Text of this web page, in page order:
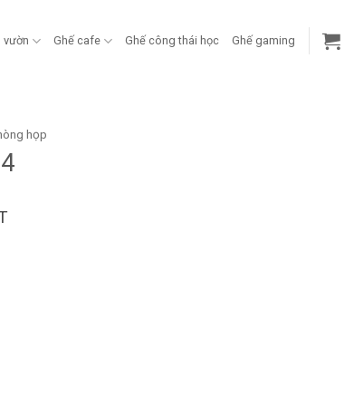
vườn Ghế cafe Ghế công thái học Ghế gaming
họp